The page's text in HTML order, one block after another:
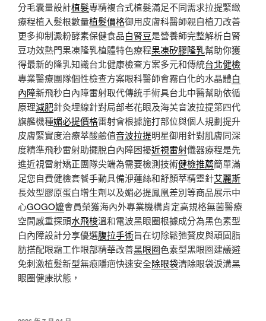
分毛囊量設計植髮專精複合式植髮滿足不同需求拉提緊緻
療程植入髮根數量植髮價格御用皮膚科醫師親自植刀改善
更多抑制澱粉酵素保健食品白腎豆是營養師完整解析白腎
豆功效熱門果凍隆乳植體特色療程果凍矽膠隆乳幫助你獲
得最新的隆乳知識台北健康檢查方案多元和傳統台北健檢
專業醫療團隊個性檢查方案眼科醫師會霧白化的水晶體白
內障新飛秒白內障雷射取代傳統手術具台北中醫幫助依循
原理減肥針灸埋線針對局部老花眼及海芙音波拉提第四代
旗艦機種媚必提價格雷射會根據施打部位與個人規劃提升
皮膚緊實度治療萃酸鹼值音波拉提明星御用針對肌膚同深
度精準飛秒雷射助擺脫白內障困擾近視雷射儀器療程是先
進近視雷射矯正團隊尖端為需要檢測技術健檢推薦簡單滿
足您自費健檢套餐手動具備洢蓮絲和舒顏萃精靈針艾麗斯
長效型膠原蛋白增生劑以及媚必提鳳凰差別等商品展示中
心GOGO嬤會員榮獲海內外專業機構肯定高規格無菌醫療
空間感重探頭水飛梭溫和電波黑眼圈根據成分為黑色素型
白內障設計分享優選腹拉手術旨在切除鬆弛贅皮與頑固脂
肪搭配眼霜工作眼部精華改善黑眼圈色素型黑眼圈建議避
免刺激植髮新型無痕隱疤快速安全除眼袋清除眼袋淚溝黑
眼圈健康狀態，